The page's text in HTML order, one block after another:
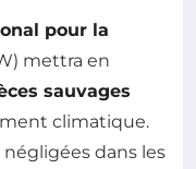
pour la
mettra en
sauvages
climatique.
dans les